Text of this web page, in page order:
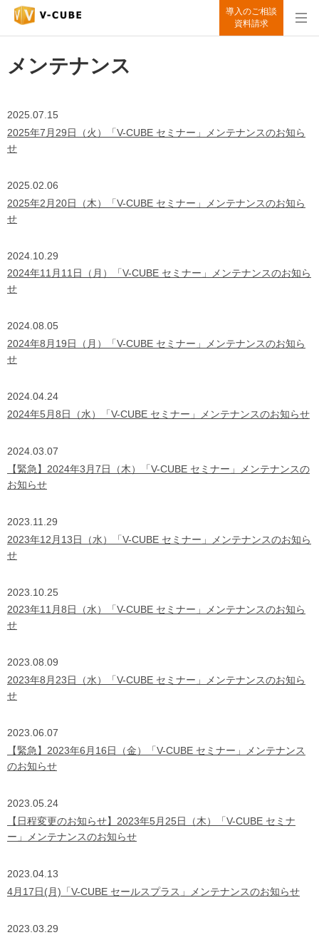
導入のご相談
資料請求
メンテナンス
2025.07.15
2025年7月29日（火）「V-CUBE セミナー」メンテナンスのお知ら
せ
2025.02.06
2025年2月20日（木）「V-CUBE セミナー」メンテナンスのお知ら
せ
2024.10.29
2024年11月11日（月）「V-CUBE セミナー」メンテナンスのお知ら
せ
2024.08.05
2024年8月19日（月）「V-CUBE セミナー」メンテナンスのお知ら
せ
2024.04.24
2024年5月8日（水）「V-CUBE セミナー」メンテナンスのお知らせ
2024.03.07
【緊急】2024年3月7日（木）「V-CUBE セミナー」メンテナンスの
お知らせ
2023.11.29
2023年12月13日（水）「V-CUBE セミナー」メンテナンスのお知ら
せ
2023.10.25
2023年11月8日（水）「V-CUBE セミナー」メンテナンスのお知ら
せ
2023.08.09
2023年8月23日（水）「V-CUBE セミナー」メンテナンスのお知ら
せ
2023.06.07
【緊急】2023年6月16日（金）「V-CUBE セミナー」メンテナンス
のお知らせ
2023.05.24
【日程変更のお知らせ】2023年5月25日（木）「V-CUBE セミナ
ー」メンテナンスのお知らせ
2023.04.13
4月17日(月)「V-CUBE セールスプラス」メンテナンスのお知らせ
2023.03.29